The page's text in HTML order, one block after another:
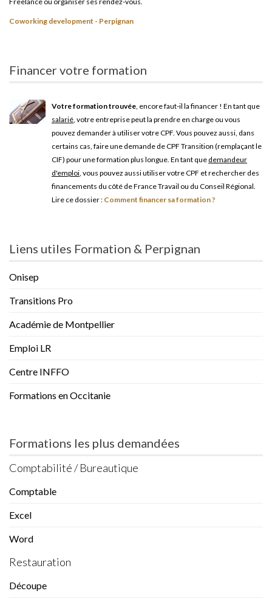
Coworking development - Perpignan
Financer votre formation
Votre formation trouvée, encore faut-il la financer ! En tant que
salarié, votre entreprise peut la prendre en charge ou vous
pouvez demander à utiliser votre CPF. Vous pouvez aussi, dans
certains cas, faire une demande de CPF Transition (remplaçant le
CIF) pour une formation plus longue. En tant que demandeur
d'emploi, vous pouvez aussi utiliser votre CPF et rechercher des
financements du côté de France Travail ou du Conseil Régional.
Lire ce dossier : Comment financer sa formation ?
Liens utiles Formation & Perpignan
Onisep
Transitions Pro
Académie de Montpellier
Emploi LR
Centre INFFO
Formations en Occitanie
Formations les plus demandées
Comptabilité / Bureautique
Comptable
Excel
Word
Restauration
Découpe